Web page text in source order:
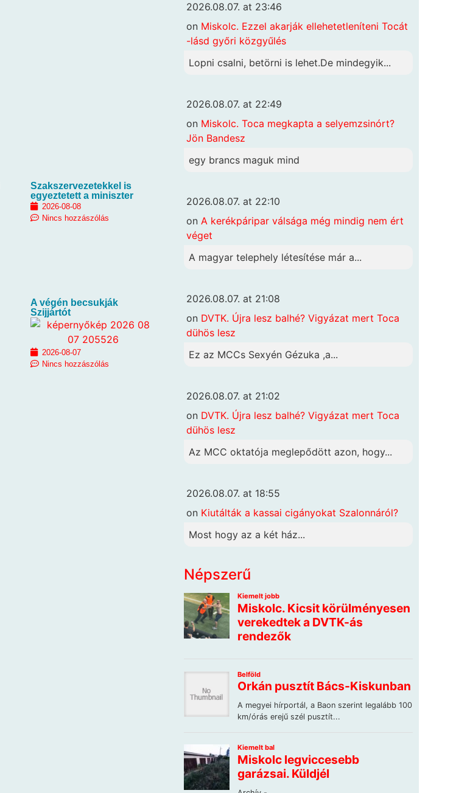
Szakszervezetekkel is
egyeztetett a miniszter
2026-08-08
Nincs hozzászólás
A végén becsukják
Szijjártót
2026-08-07
Nincs hozzászólás
2026.08.07. at 23:46
on Miskolc. Ezzel akarják ellehetetleníteni Tocát
-lásd győri közgyűlés
Lopni csalni, betörni is lehet.De mindegyik...
2026.08.07. at 22:49
on Miskolc. Toca megkapta a selyemzsinórt?
Jön Bandesz
egy brancs maguk mind
2026.08.07. at 22:10
on A kerékpáripar válsága még mindig nem ért
véget
A magyar telephely létesítése már a...
2026.08.07. at 21:08
on DVTK. Újra lesz balhé? Vigyázat mert Toca
dühös lesz
Ez az MCCs Sexyén Gézuka ,a...
2026.08.07. at 21:02
on DVTK. Újra lesz balhé? Vigyázat mert Toca
dühös lesz
Az MCC oktatója meglepődött azon, hogy...
2026.08.07. at 18:55
on Kiutálták a kassai cigányokat Szalonnáról?
Most hogy az a két ház...
Népszerű